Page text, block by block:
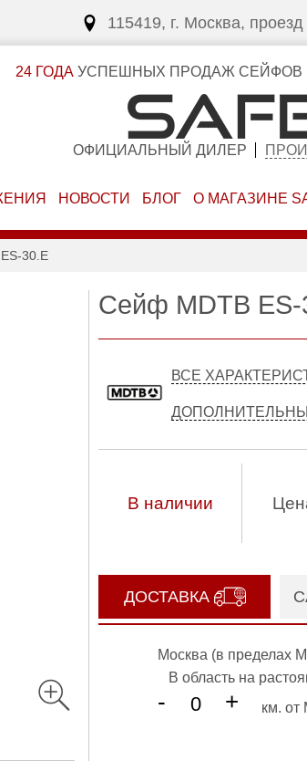
115419, г. Москва,
24 ГОДАУСПЕШНЫХ ПРОДАЖ СЕЙФОВ
ОФИЦИАЛЬНЫЙ ДИЛЕР
НОВОСТИ БЛОГ О МАГАЗИНЕ
30.Е
Сейф MDTB ES-
ВСЕ
В наличии
ДОСТАВКА
Москва (в пределах
В область на
- + км.